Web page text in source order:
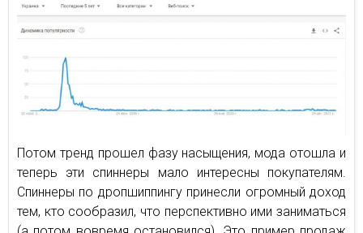
Потом тренд прошел фазу насыщения, мода отошла и
теперь эти спиннеры мало интересны покупателям.
Спиннеры по дропшиппингу принесли огромный доход
тем, кто сообразил, что перспективно ими заниматься